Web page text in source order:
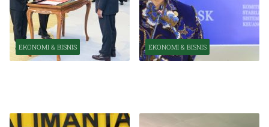
EKONOMI & BISNIS EKONOMI & BISNIS